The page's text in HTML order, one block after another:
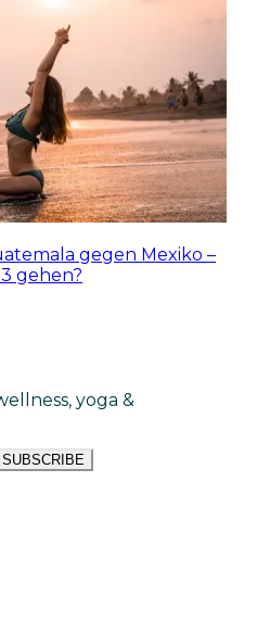
gegen Mexiko –
gehen?
yoga &
SUBSCRIBE